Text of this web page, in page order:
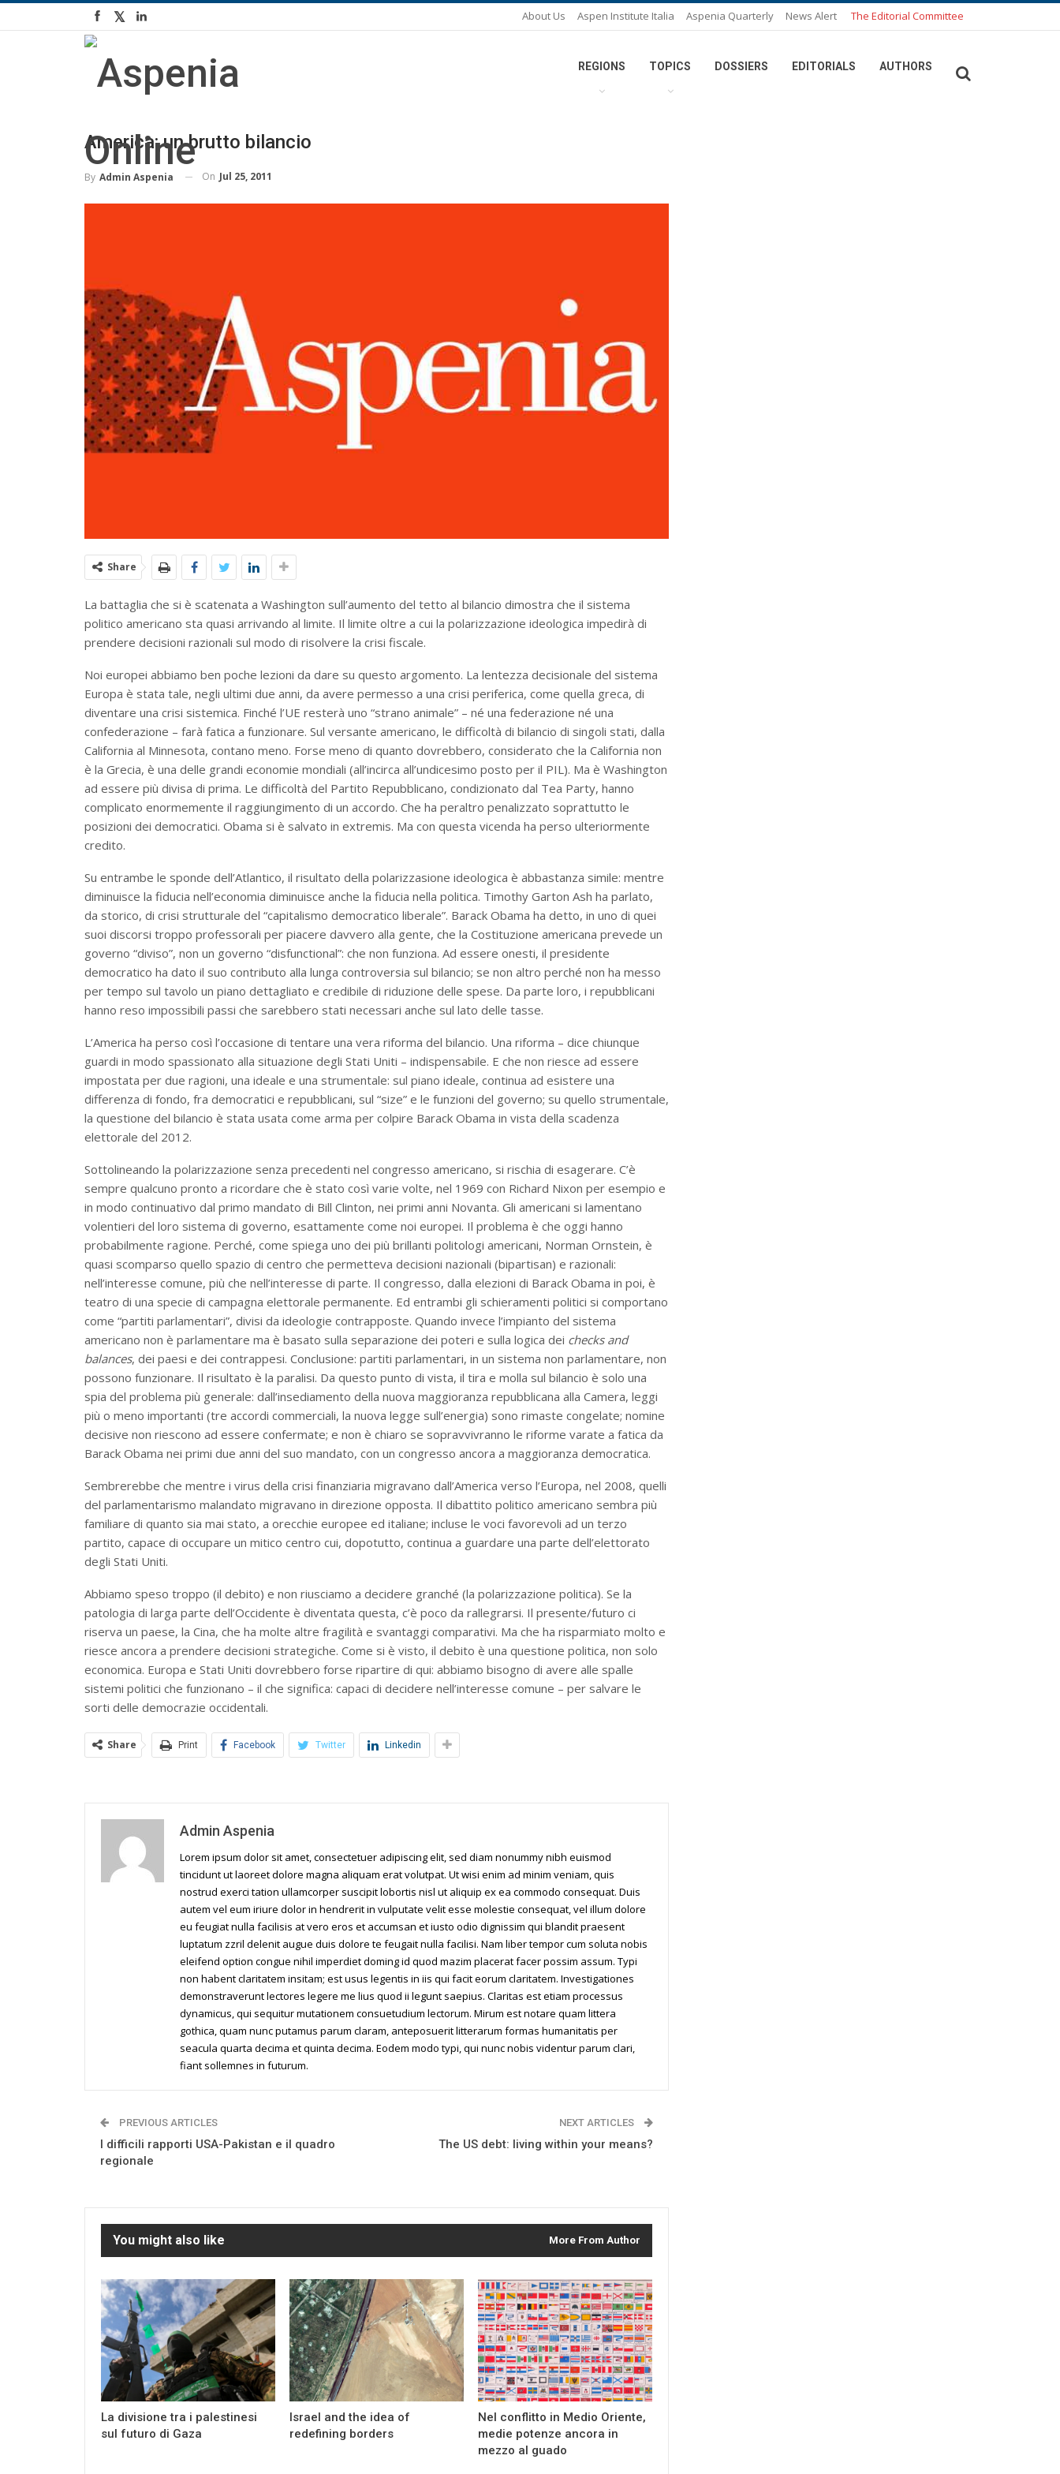
About Us Aspen Institute Italia Aspenia Quarterly News Alert The Editorial Committee
REGIONS TOPICS DOSSIERS EDITORIALS AUTHORS
America: un brutto bilancio
By Admin Aspenia On Jul 25, 2011
Share
La battaglia che si è scatenata a Washington sull’aumento del tetto al bilancio dimostra che il sistema
politico americano sta quasi arrivando al limite. Il limite oltre a cui la polarizzazione ideologica impedirà di
prendere decisioni razionali sul modo di risolvere la crisi fiscale.
Noi europei abbiamo ben poche lezioni da dare su questo argomento. La lentezza decisionale del sistema
Europa è stata tale, negli ultimi due anni, da avere permesso a una crisi periferica, come quella greca, di
diventare una crisi sistemica. Finché l’UE resterà uno “strano animale” – né una federazione né una
confederazione – farà fatica a funzionare. Sul versante americano, le difficoltà di bilancio di singoli stati, dalla
California al Minnesota, contano meno. Forse meno di quanto dovrebbero, considerato che la California non
è la Grecia, è una delle grandi economie mondiali (all’incirca all’undicesimo posto per il PIL). Ma è Washington
ad essere più divisa di prima. Le difficoltà del Partito Repubblicano, condizionato dal Tea Party, hanno
complicato enormemente il raggiungimento di un accordo. Che ha peraltro penalizzato soprattutto le
posizioni dei democratici. Obama si è salvato in extremis. Ma con questa vicenda ha perso ulteriormente
credito.
Su entrambe le sponde dell’Atlantico, il risultato della polarizzasione ideologica è abbastanza simile: mentre
diminuisce la fiducia nell’economia diminuisce anche la fiducia nella politica. Timothy Garton Ash ha parlato,
da storico, di crisi strutturale del “capitalismo democratico liberale”. Barack Obama ha detto, in uno di quei
suoi discorsi troppo professorali per piacere davvero alla gente, che la Costituzione americana prevede un
governo “diviso”, non un governo “disfunctional”: che non funziona. Ad essere onesti, il presidente
democratico ha dato il suo contributo alla lunga controversia sul bilancio; se non altro perché non ha messo
per tempo sul tavolo un piano dettagliato e credibile di riduzione delle spese. Da parte loro, i repubblicani
hanno reso impossibili passi che sarebbero stati necessari anche sul lato delle tasse.
L’America ha perso così l’occasione di tentare una vera riforma del bilancio. Una riforma – dice chiunque
guardi in modo spassionato alla situazione degli Stati Uniti – indispensabile. E che non riesce ad essere
impostata per due ragioni, una ideale e una strumentale: sul piano ideale, continua ad esistere una
differenza di fondo, fra democratici e repubblicani, sul “size” e le funzioni del governo; su quello strumentale,
la questione del bilancio è stata usata come arma per colpire Barack Obama in vista della scadenza
elettorale del 2012.
Sottolineando la polarizzazione senza precedenti nel congresso americano, si rischia di esagerare. C’è
sempre qualcuno pronto a ricordare che è stato così varie volte, nel 1969 con Richard Nixon per esempio e
in modo continuativo dal primo mandato di Bill Clinton, nei primi anni Novanta. Gli americani si lamentano
volentieri del loro sistema di governo, esattamente come noi europei. Il problema è che oggi hanno
probabilmente ragione. Perché, come spiega uno dei più brillanti politologi americani, Norman Ornstein, è
quasi scomparso quello spazio di centro che permetteva decisioni nazionali (bipartisan) e razionali:
nell’interesse comune, più che nell’interesse di parte. Il congresso, dalla elezioni di Barack Obama in poi, è
teatro di una specie di campagna elettorale permanente. Ed entrambi gli schieramenti politici si comportano
come “partiti parlamentari”, divisi da ideologie contrapposte. Quando invece l’impianto del sistema
americano non è parlamentare ma è basato sulla separazione dei poteri e sulla logica dei checks and
balances, dei paesi e dei contrappesi. Conclusione: partiti parlamentari, in un sistema non parlamentare, non
possono funzionare. Il risultato è la paralisi. Da questo punto di vista, il tira e molla sul bilancio è solo una
spia del problema più generale: dall’insediamento della nuova maggioranza repubblicana alla Camera, leggi
più o meno importanti (tre accordi commerciali, la nuova legge sull’energia) sono rimaste congelate; nomine
decisive non riescono ad essere confermate; e non è chiaro se sopravvivranno le riforme varate a fatica da
Barack Obama nei primi due anni del suo mandato, con un congresso ancora a maggioranza democratica.
Sembrerebbe che mentre i virus della crisi finanziaria migravano dall’America verso l’Europa, nel 2008, quelli
del parlamentarismo malandato migravano in direzione opposta. Il dibattito politico americano sembra più
familiare di quanto sia mai stato, a orecchie europee ed italiane; incluse le voci favorevoli ad un terzo
partito, capace di occupare un mitico centro cui, dopotutto, continua a guardare una parte dell’elettorato
degli Stati Uniti.
Abbiamo speso troppo (il debito) e non riusciamo a decidere granché (la polarizzazione politica). Se la
patologia di larga parte dell’Occidente è diventata questa, c’è poco da rallegrarsi. Il presente/futuro ci
riserva un paese, la Cina, che ha molte altre fragilità e svantaggi comparativi. Ma che ha risparmiato molto e
riesce ancora a prendere decisioni strategiche. Come si è visto, il debito è una questione politica, non solo
economica. Europa e Stati Uniti dovrebbero forse ripartire di qui: abbiamo bisogno di avere alle spalle
sistemi politici che funzionano – il che significa: capaci di decidere nell’interesse comune – per salvare le
sorti delle democrazie occidentali.
Share Print Facebook Twitter Linkedin
Admin Aspenia
Lorem ipsum dolor sit amet, consectetuer adipiscing elit, sed diam nonummy nibh euismod
tincidunt ut laoreet dolore magna aliquam erat volutpat. Ut wisi enim ad minim veniam, quis
nostrud exerci tation ullamcorper suscipit lobortis nisl ut aliquip ex ea commodo consequat. Duis
autem vel eum iriure dolor in hendrerit in vulputate velit esse molestie consequat, vel illum dolore
eu feugiat nulla facilisis at vero eros et accumsan et iusto odio dignissim qui blandit praesent
luptatum zzril delenit augue duis dolore te feugait nulla facilisi. Nam liber tempor cum soluta nobis
eleifend option congue nihil imperdiet doming id quod mazim placerat facer possim assum. Typi
non habent claritatem insitam; est usus legentis in iis qui facit eorum claritatem. Investigationes
demonstraverunt lectores legere me lius quod ii legunt saepius. Claritas est etiam processus
dynamicus, qui sequitur mutationem consuetudium lectorum. Mirum est notare quam littera
gothica, quam nunc putamus parum claram, anteposuerit litterarum formas humanitatis per
seacula quarta decima et quinta decima. Eodem modo typi, qui nunc nobis videntur parum clari,
fiant sollemnes in futurum.
PREVIOUS ARTICLES
I difficili rapporti USA-Pakistan e il quadro
regionale
NEXT ARTICLES
The US debt: living within your means?
You might also like More From Author
La divisione tra i palestinesi
sul futuro di Gaza
Israel and the idea of
redefining borders
Nel conflitto in Medio Oriente,
medie potenze ancora in
mezzo al guado